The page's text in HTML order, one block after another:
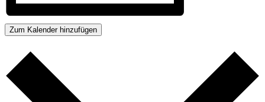
Zum Kalender hinzufügen